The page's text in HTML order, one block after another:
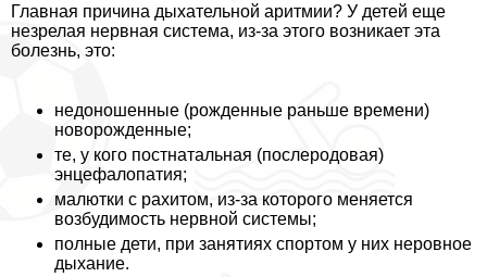
Главная причина дыхательной аритмии? У детей еще
незрелая нервная система, из-за этого возникает эта
болезнь, это:
недоношенные (рожденные раньше времени)
новорожденные;
те, у кого постнатальная (послеродовая)
энцефалопатия;
малютки с рахитом, из-за которого меняется
возбудимость нервной системы;
полные дети, при занятиях спортом у них неровное
дыхание.